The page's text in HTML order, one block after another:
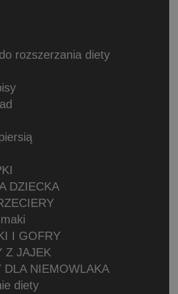
rozszerzania diety
DZIECKA
I GOFRY
Z JAJEK
DLA NIEMOWLAKA
diety